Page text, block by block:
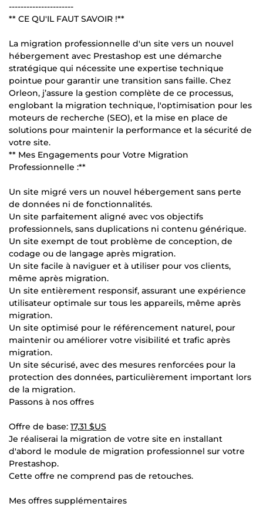
----------------------
** CE QU'IL FAUT SAVOIR !**
La migration professionnelle d'un site vers un nouvel
hébergement avec Prestashop est une démarche
stratégique qui nécessite une expertise technique
pointue pour garantir une transition sans faille. Chez
Orleon, j’assure la gestion complète de ce processus,
englobant la migration technique, l'optimisation pour les
moteurs de recherche (SEO), et la mise en place de
solutions pour maintenir la performance et la sécurité de
votre site.
** Mes Engagements pour Votre Migration
Professionnelle :**
Un site migré vers un nouvel hébergement sans perte
de données ni de fonctionnalités.
Un site parfaitement aligné avec vos objectifs
professionnels, sans duplications ni contenu générique.
Un site exempt de tout problème de conception, de
codage ou de langage après migration.
Un site facile à naviguer et à utiliser pour vos clients,
même après migration.
Un site entièrement responsif, assurant une expérience
utilisateur optimale sur tous les appareils, même après
migration.
Un site optimisé pour le référencement naturel, pour
maintenir ou améliorer votre visibilité et trafic après
migration.
Un site sécurisé, avec des mesures renforcées pour la
protection des données, particulièrement important lors
de la migration.
Passons à nos offres
Offre de base: 17,31 $US
Je réaliserai la migration de votre site en installant
d'abord le module de migration professionnel sur votre
Prestashop.
Cette offre ne comprend pas de retouches.
Mes offres supplémentaires